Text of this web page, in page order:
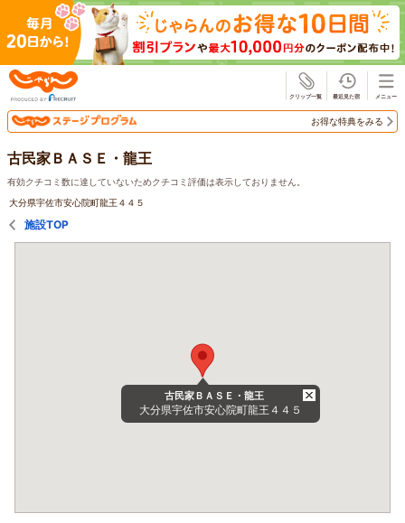
お得な特典をみる
古民家ＢＡＳＥ・龍王
有効クチコミ数に達していないためクチコミ評価は表示しておりません。
大分県宇佐市安心院町龍王４４５
施設TOP
古民家ＢＡＳＥ・龍王
大分県宇佐市安心院町龍王４４５